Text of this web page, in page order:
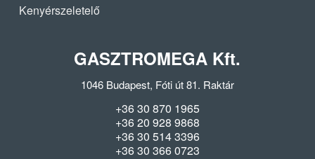
Kenyérszeletelő
GASZTROMEGA Kft.
1046 Budapest, Fóti út 81. Raktár
+36 30 870 1965
+36 20 928 9868
+36 30 514 3396
+36 30 366 0723